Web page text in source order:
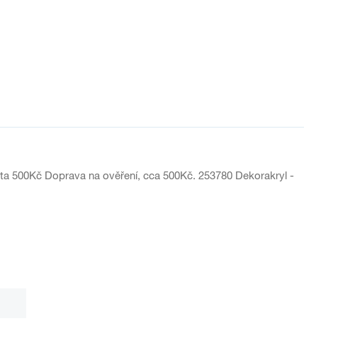
500Kč Doprava na ověření, cca 500Kč. 253780 Dekorakryl -